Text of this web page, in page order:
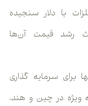
با دلار سنجیده
رشد قیمت آن‌ها
برای سرمایه گذاری
ویژه در چین و هند،